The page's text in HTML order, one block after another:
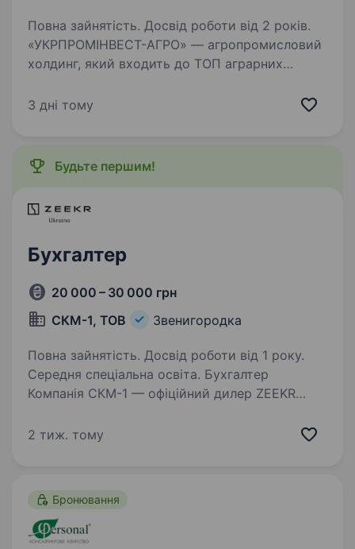
Повна зайнятість. Досвід роботи від 2 років.
«УКРПРОМІНВЕСТ-АГРО» — агропромисловий
холдинг, який входить до ТОП аграрних
з виробництва цукру, найбільший в Україні
3 дні тому
Будьте першим!
Бухгалтер
20 000 – 30 000 грн
СКМ-1, ТОВ
Звенигородка
Повна зайнятість. Досвід роботи від 1 року.
Середня спеціальна освіта. Бухгалтер
Компанія СКМ-1 — офіційний дилер ZEEKR
м. Звенигородка. Обов’язки: ведення
2 тиж. тому
Бронювання